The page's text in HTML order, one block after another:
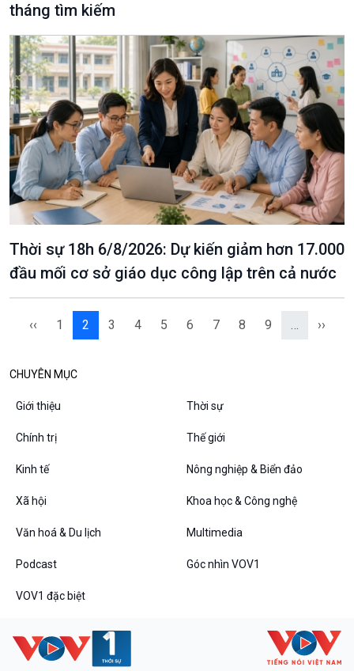
VOV1 đặc biệt
Thanh âm ký sự
Chân dung cuộc sống
Các chương trình đặc biệt
tháng tìm kiếm
Thời sự 18h 6/8/2026: Dự kiến giảm hơn 17.000
đầu mối cơ sở giáo dục công lập trên cả nước
‹‹ 1 2 3 4 5 6 7 8 9 ››
CHUYÊN MỤC
Giới thiệu Thời sự
Chính trị Thế giới
Kinh tế Nông nghiệp & Biển đảo
Xã hội Khoa học & Công nghệ
Văn hoá & Du lịch Multimedia
Podcast Góc nhìn VOV1
VOV1 đặc biệt